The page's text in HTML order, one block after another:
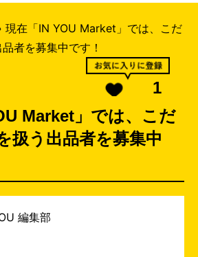
現在「IN YOU Market」では、こだ
者を募集中です！
1
Market」では、こだ
扱う出品者を募集中
編集部